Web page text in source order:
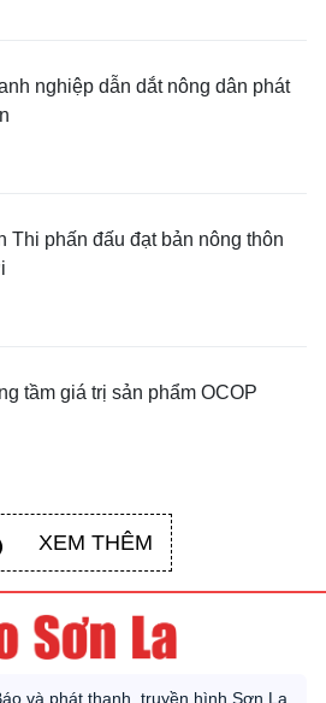
nghiệp dẫn dắt nông dân phát
Thi phấn đấu đạt bản nông thôn
tầm giá trị sản phẩm OCOP
XEM THÊM
và phát thanh, truyền hình Sơn La